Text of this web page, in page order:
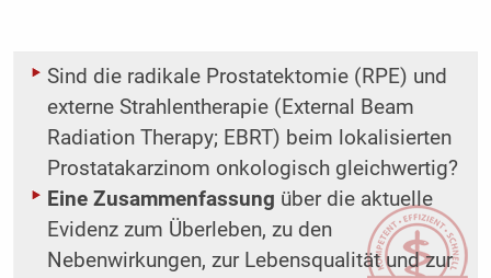
Sind die radikale Prostatektomie (RPE) und
externe Strahlentherapie (External Beam
Radiation Therapy; EBRT) beim lokalisierten
Prostatakarzinom onkologisch gleichwertig?
Eine Zusammenfassung über die aktuelle
Evidenz zum Überleben, zu den
Nebenwirkungen, zur Lebensqualität und zur